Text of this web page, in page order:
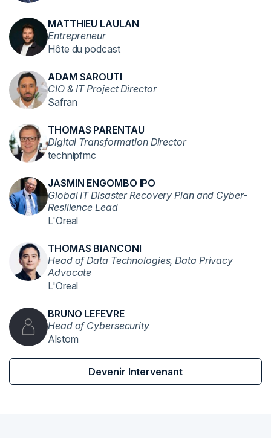
MATTHIEU LAULAN
Entrepreneur
Hôte du podcast
ADAM SAROUTI
CIO & IT Project Director
Safran
THOMAS PARENTAU
Digital Transformation Director
technipfmc
JASMIN ENGOMBO IPO
Global IT Disaster Recovery Plan and Cyber-
Resilience Lead
L'Oreal
THOMAS BIANCONI
Head of Data Technologies, Data Privacy
Advocate
L'Oreal
BRUNO LEFEVRE
Head of Cybersecurity
Alstom
Devenir Intervenant